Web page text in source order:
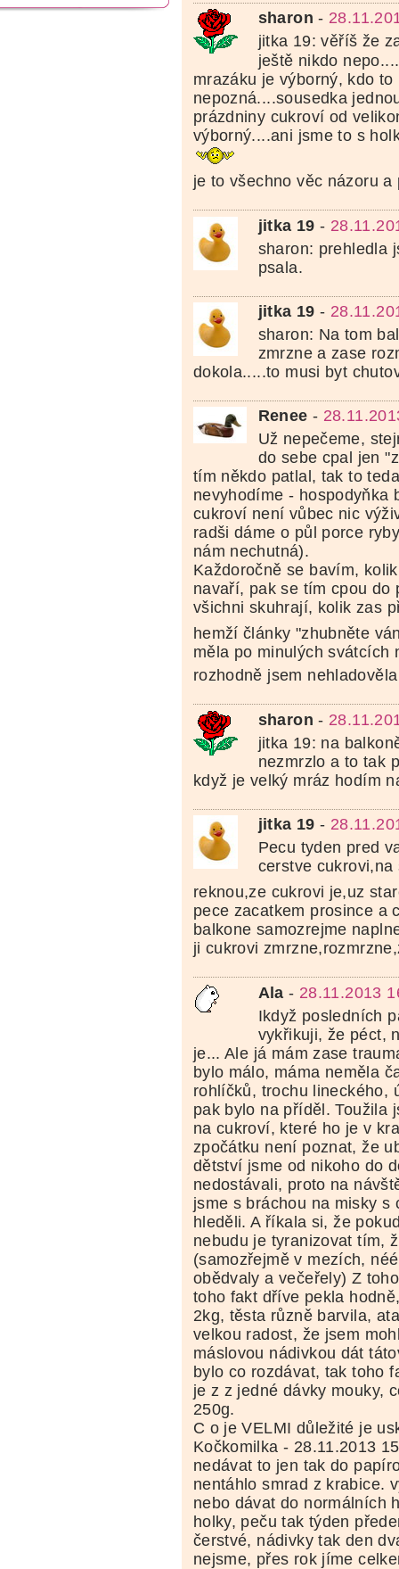
sharon -
jitka 19: věříš že
ještě nikdo
mrazáku je výborný, kdo
nepozná....sousedka
prázdniny cukroví od
výborný....ani jsme to s
je to všechno věc názoru a
jitka 19 -
sharon: prehledla
psala.
jitka 19 -
sharon: Na tom
zmrzne a zase
dokola.....to musi byt
Renee -
Už nepečeme,
do sebe cpal jen
tím někdo patlal, tak to
nevyhodíme - hospodyňka
cukroví není vůbec nic
radši dáme o půl porce
nám nechutná).
Každoročně se bavím,
navaří, pak se tím cpou do
všichni skuhrají, kolik zas
hemží články "zhubněte
měla po minulých svátcích
rozhodně jsem
sharon -
jitka 19: na
nezmrzlo a to tak
když je velký mráz hodím
jitka 19 -
Pecu tyden pred
cerstve
reknou,ze cukrovi je,uz
pece zacatkem prosince a
balkone samozrejme
ji cukrovi
Ala - 28.11.2013
Ikdyž posledních
vykřikuji, že péct,
je... Ale já mám zase
bylo málo, máma neměla
rohlíčků, trochu lineckého,
pak bylo na příděl. Toužila
na cukroví, které ho je v
zpočátku není poznat, že
dětství jsme od nikoho do
nedostávali, proto na
jsme s bráchou na misky s
hleděli. A říkala si, že
nebudu je tyranizovat tím,
(samozřejmě v mezích,
obědvaly a večeřely) Z
toho fakt dříve pekla
2kg, těsta různě barvila,
velkou radost, že jsem
máslovou nádivkou dát
bylo co rozdávat, tak toho
je z z jedné dávky mouky,
250g.
C o je VELMI důležité je
Kočkomilka - 28.11.2013
nedávat to jen tak do
nentáhlo smrad z krabice.
nebo dávat do normálních
holky, peču tak týden
čerstvé, nádivky tak den
nejsme, přes rok jíme